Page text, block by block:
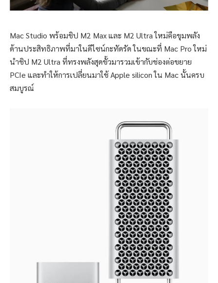
Mac Studio พร้อมชิป M2 Max และ M2 Ultra ใหม่คือขุมพลัง
ด้านประสิทธิภาพที่มาในดีไซน์กะทัดรัด ในขณะที่ Mac Pro ใหม่
นำชิป M2 Ultra ที่ทรงพลังสุดขั้วมารวมเข้ากับช่องต่อขยาย
PCIe และทำให้การเปลี่ยนมาใช้ Apple silicon ใน Mac นั้นครบ
สมบูรณ์